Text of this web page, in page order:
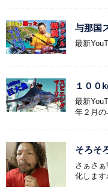
与那国
最新
１００
最新
年２月
そろそ
さぁさ
化します